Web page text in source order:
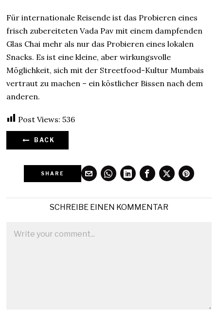
Für internationale Reisende ist das Probieren eines
frisch zubereiteten Vada Pav mit einem dampfenden
Glas Chai mehr als nur das Probieren eines lokalen
Snacks. Es ist eine kleine, aber wirkungsvolle
Möglichkeit, sich mit der Streetfood-Kultur Mumbais
vertraut zu machen – ein köstlicher Bissen nach dem
anderen.
Post Views: 536
BACK
SHARE
SCHREIBE EINEN KOMMENTAR